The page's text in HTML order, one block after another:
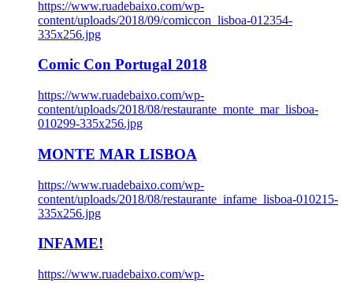
https://www.ruadebaixo.com/wp-
content/uploads/2018/09/comiccon_lisboa-012354-
335x256.jpg
Comic Con Portugal 2018
https://www.ruadebaixo.com/wp-
content/uploads/2018/08/restaurante_monte_mar_lisboa-
010299-335x256.jpg
MONTE MAR LISBOA
https://www.ruadebaixo.com/wp-
content/uploads/2018/08/restaurante_infame_lisboa-010215-
335x256.jpg
INFAME!
https://www.ruadebaixo.com/wp-